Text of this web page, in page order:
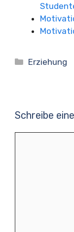
Kategorien
Erziehung
Schreibe